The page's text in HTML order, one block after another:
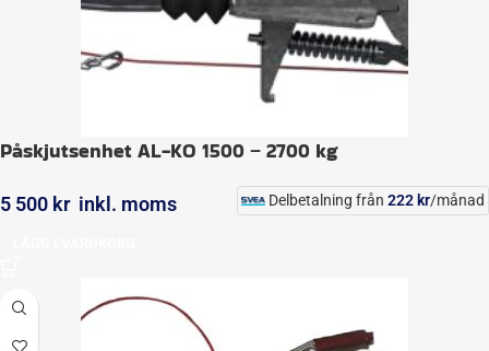
Påskjutsenhet AL-KO 1500 – 2700 kg
5 500 kr inkl. moms Delbetalning från 222 kr/månad